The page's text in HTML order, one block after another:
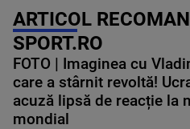
ARTICOL
SPORT.RO
FOTO | Imaginea cu
care a stârnit revoltă!
acuză lipsă de reacție la
mondial